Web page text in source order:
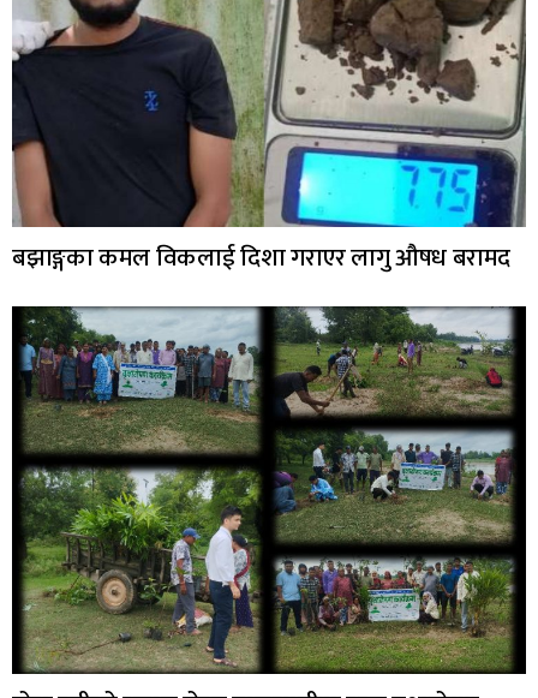
बझाङ्गका कमल विकलाई दिशा गराएर लागु औषध बरामद